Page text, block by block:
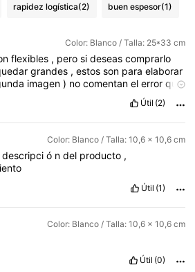
rapidez logística(2) buen espesor(1)
Color: Blanco / Talla: 25*33 cm
flexibles , perosideseascomprarlo
grandes ,estosson paraelaborar
imagen) nocomentanelerrorque
Útil (2)
Color: Blanco / Talla: 10,6 x 10,6 cm
descripci ó n del producto ,
Útil (1)
Color: Blanco / Talla: 10,6 x 10,6 cm
Útil (0)